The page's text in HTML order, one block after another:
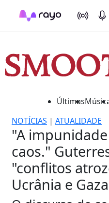
On Air
Últimas
NOTÍCIAS | ATUALIDADE
"A
caos."
"conflitos
Ucrânia e Gaza